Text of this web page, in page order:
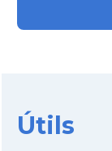
Útils